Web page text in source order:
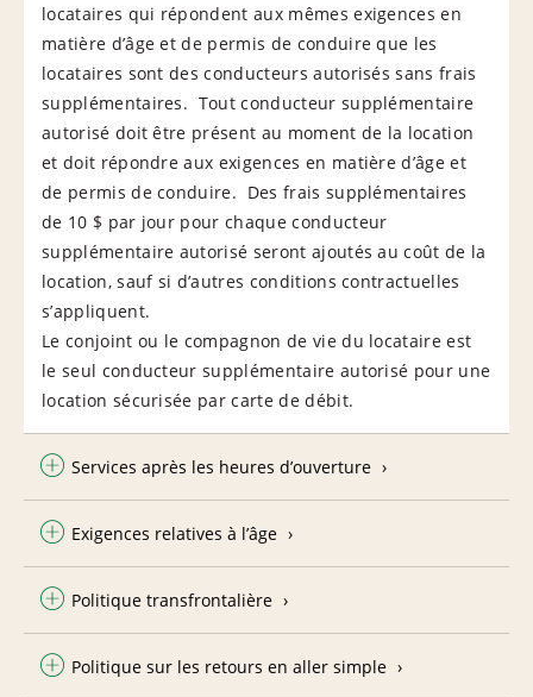
locataires qui répondent aux mêmes exigences en
matière d’âge et de permis de conduire que les
locataires sont des conducteurs autorisés sans frais
supplémentaires. Tout conducteur supplémentaire
autorisé doit être présent au moment de la location
et doit répondre aux exigences en matière d’âge et
de permis de conduire. Des frais supplémentaires
de 10 $ par jour pour chaque conducteur
supplémentaire autorisé seront ajoutés au coût de la
location, sauf si d’autres conditions contractuelles
s’appliquent.
Le conjoint ou le compagnon de vie du locataire est
le seul conducteur supplémentaire autorisé pour une
location sécurisée par carte de débit.
Services après les heures d’ouverture
Exigences relatives à l’âge
Politique transfrontalière
Politique sur les retours en aller simple